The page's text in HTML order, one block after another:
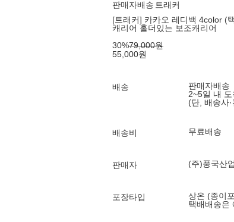
판매자배송 트래커
[트래커] 카카오 레디백 4color (
캐리어 홀더있는 보조캐리어
30%79,000원
55,000원
배송
판매자배송
2~5일 내 도
(단, 배송사
배송비 무료배송
판매자 (주)풍국산업
포장타입
상온 (종이
택배배송은